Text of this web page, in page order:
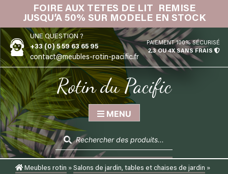
content
FOIRE AUX TETES DE LIT REMISE
JUSQU’A 50% SUR MODELE EN STOCK
UNE QUESTION ?
+33 (0) 5 59 63 65 95
contact@meubles-rotin-pacific.fr
PAIEMENT 100% SÉCURISÉ
2,3 OU 4X SANS FRAIS
Rotin du Pacific
MENU
Recherche
de
produits
Meubles rotin » Salons de jardin, tables et chaises de jardin »